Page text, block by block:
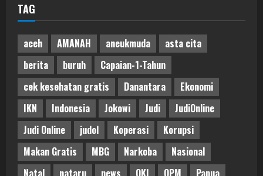
TAG
aceh AMANAH aneukmuda
asta cita
berita
buruh
Capaian-1-Tahun
cek kesehatan gratis
Danantara
Ekonomi
IKN
Indonesia Jokowi Judi
JudiOnline
Judi Online
judol Koperasi
Korupsi
Makan Gratis
MBG Narkoba
Nasional